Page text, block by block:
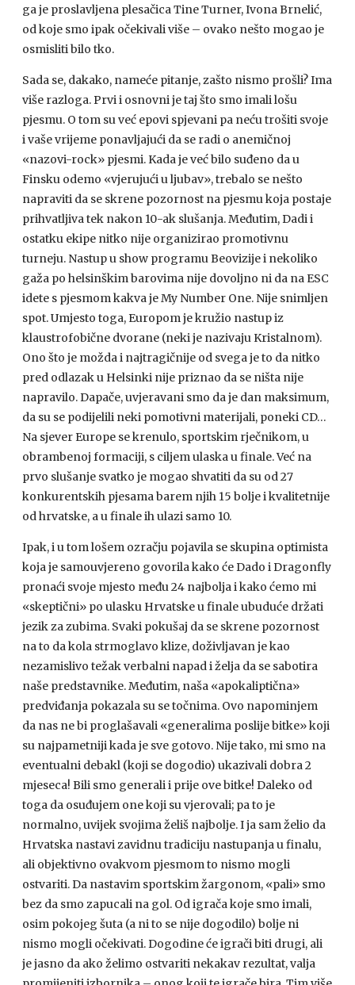
ga je proslavljena plesačica Tine Turner, Ivona Brnelić,
od koje smo ipak očekivali više – ovako nešto mogao je
osmisliti bilo tko.
Sada se, dakako, nameće pitanje, zašto nismo prošli? Ima
više razloga. Prvi i osnovni je taj što smo imali lošu
pjesmu. O tom su već epovi spjevani pa neću trošiti svoje
i vaše vrijeme ponavljajući da se radi o anemičnoj
«nazovi-rock» pjesmi. Kada je već bilo suđeno da u
Finsku odemo «vjerujući u ljubav», trebalo se nešto
napraviti da se skrene pozornost na pjesmu koja postaje
prihvatljiva tek nakon 10-ak slušanja. Međutim, Dadi i
ostatku ekipe nitko nije organizirao promotivnu
turneju. Nastup u show programu Beovizije i nekoliko
gaža po helsinškim barovima nije dovoljno ni da na ESC
idete s pjesmom kakva je My Number One. Nije snimljen
spot. Umjesto toga, Europom je kružio nastup iz
klaustrofobične dvorane (neki je nazivaju Kristalnom).
Ono što je možda i najtragičnije od svega je to da nitko
pred odlazak u Helsinki nije priznao da se ništa nije
napravilo. Dapače, uvjeravani smo da je dan maksimum,
da su se podijelili neki pomotivni materijali, poneki CD…
Na sjever Europe se krenulo, sportskim rječnikom, u
obrambenoj formaciji, s ciljem ulaska u finale. Već na
prvo slušanje svatko je mogao shvatiti da su od 27
konkurentskih pjesama barem njih 15 bolje i kvalitetnije
od hrvatske, a u finale ih ulazi samo 10.
Ipak, i u tom lošem ozračju pojavila se skupina optimista
koja je samouvjereno govorila kako će Dado i Dragonfly
pronaći svoje mjesto među 24 najbolja i kako ćemo mi
«skeptični» po ulasku Hrvatske u finale ubuduće držati
jezik za zubima. Svaki pokušaj da se skrene pozornost
na to da kola strmoglavo klize, doživljavan je kao
nezamislivo težak verbalni napad i želja da se sabotira
naše predstavnike. Međutim, naša «apokaliptična»
predviđanja pokazala su se točnima. Ovo napominjem
da nas ne bi proglašavali «generalima poslije bitke» koji
su najpametniji kada je sve gotovo. Nije tako, mi smo na
eventualni debakl (koji se dogodio) ukazivali dobra 2
mjeseca! Bili smo generali i prije ove bitke! Daleko od
toga da osuđujem one koji su vjerovali; pa to je
normalno, uvijek svojima želiš najbolje. I ja sam želio da
Hrvatska nastavi zavidnu tradiciju nastupanja u finalu,
ali objektivno ovakvom pjesmom to nismo mogli
ostvariti. Da nastavim sportskim žargonom, «pali» smo
bez da smo zapucali na gol. Od igrača koje smo imali,
osim pokojeg šuta (a ni to se nije dogodilo) bolje ni
nismo mogli očekivati. Dogodine će igrači biti drugi, ali
je jasno da ako želimo ostvariti nekakav rezultat, valja